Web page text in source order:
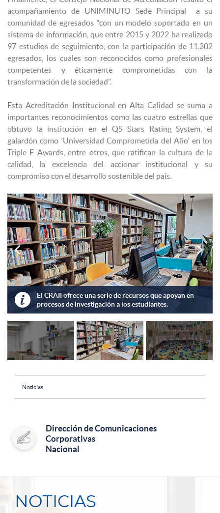
acompañamiento de UNIMINUTO Sede Principal a su
comunidad de egresados “con un modelo soportado en un
sistema de información, que entre 2015 y 2022 ha realizado
97 estudios de seguimiento, con la participación de 11.302
egresados, los cuales son reconocidos como profesionales
competentes y éticamente comprometidas con la
transformación de la sociedad”.
Esta Acreditación Institucional en Alta Calidad se suma a
importantes reconocimientos como las cuatro estrellas que
obtuvo la institución en el QS Stars Rating System, el
galardón como ‘Universidad Comprometida del Año’ en los
Triple E Awards, entre otros, que ratifican la cultura de la
calidad, la excelencia del accionar institucional y su
compromiso con el desarrollo sostenible del país.
UNIMINUTO sede principal cuenta con 88 grupos de
investigación.
 
Noticias
Dirección de Comunicaciones
Corporativas
Nacional
NOTICIAS